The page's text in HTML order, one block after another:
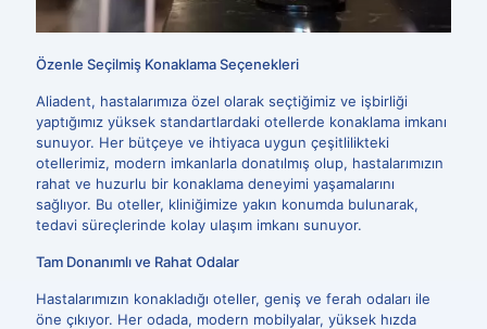
Özenle Seçilmiş Konaklama Seçenekleri
Aliadent, hastalarımıza özel olarak seçtiğimiz ve işbirliği
yaptığımız yüksek standartlardaki otellerde konaklama imkanı
sunuyor. Her bütçeye ve ihtiyaca uygun çeşitlilikteki
otellerimiz, modern imkanlarla donatılmış olup, hastalarımızın
rahat ve huzurlu bir konaklama deneyimi yaşamalarını
sağlıyor. Bu oteller, kliniğimize yakın konumda bulunarak,
tedavi süreçlerinde kolay ulaşım imkanı sunuyor.
Tam Donanımlı ve Rahat Odalar
Hastalarımızın konakladığı oteller, geniş ve ferah odaları ile
öne çıkıyor. Her odada, modern mobilyalar, yüksek hızda